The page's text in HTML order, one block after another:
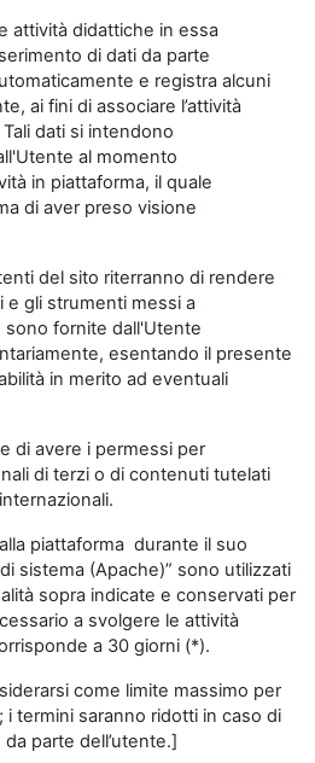
attività didattiche in essa
di dati da parte
e registra alcuni
ai fini di associare l’attività
dati si intendono
al momento
in piattaforma, il quale
di aver preso visione
del sito riterranno di rendere
e gli strumenti messi a
fornite dall'Utente
esentando il presente
in merito ad eventuali
di avere i permessi per
di terzi o di contenuti tutelati
piattaforma durante il suo
sistema (Apache)” sono utilizzati
sopra indicate e conservati per
a svolgere le attività
a 30 giorni (*).
come limite massimo per
i termini saranno ridotti in caso di
parte dell’utente.]